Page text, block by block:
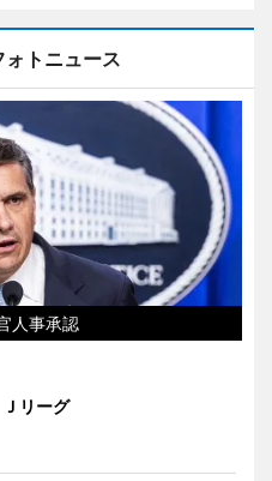
ォトニュース
人事承認
リーグ